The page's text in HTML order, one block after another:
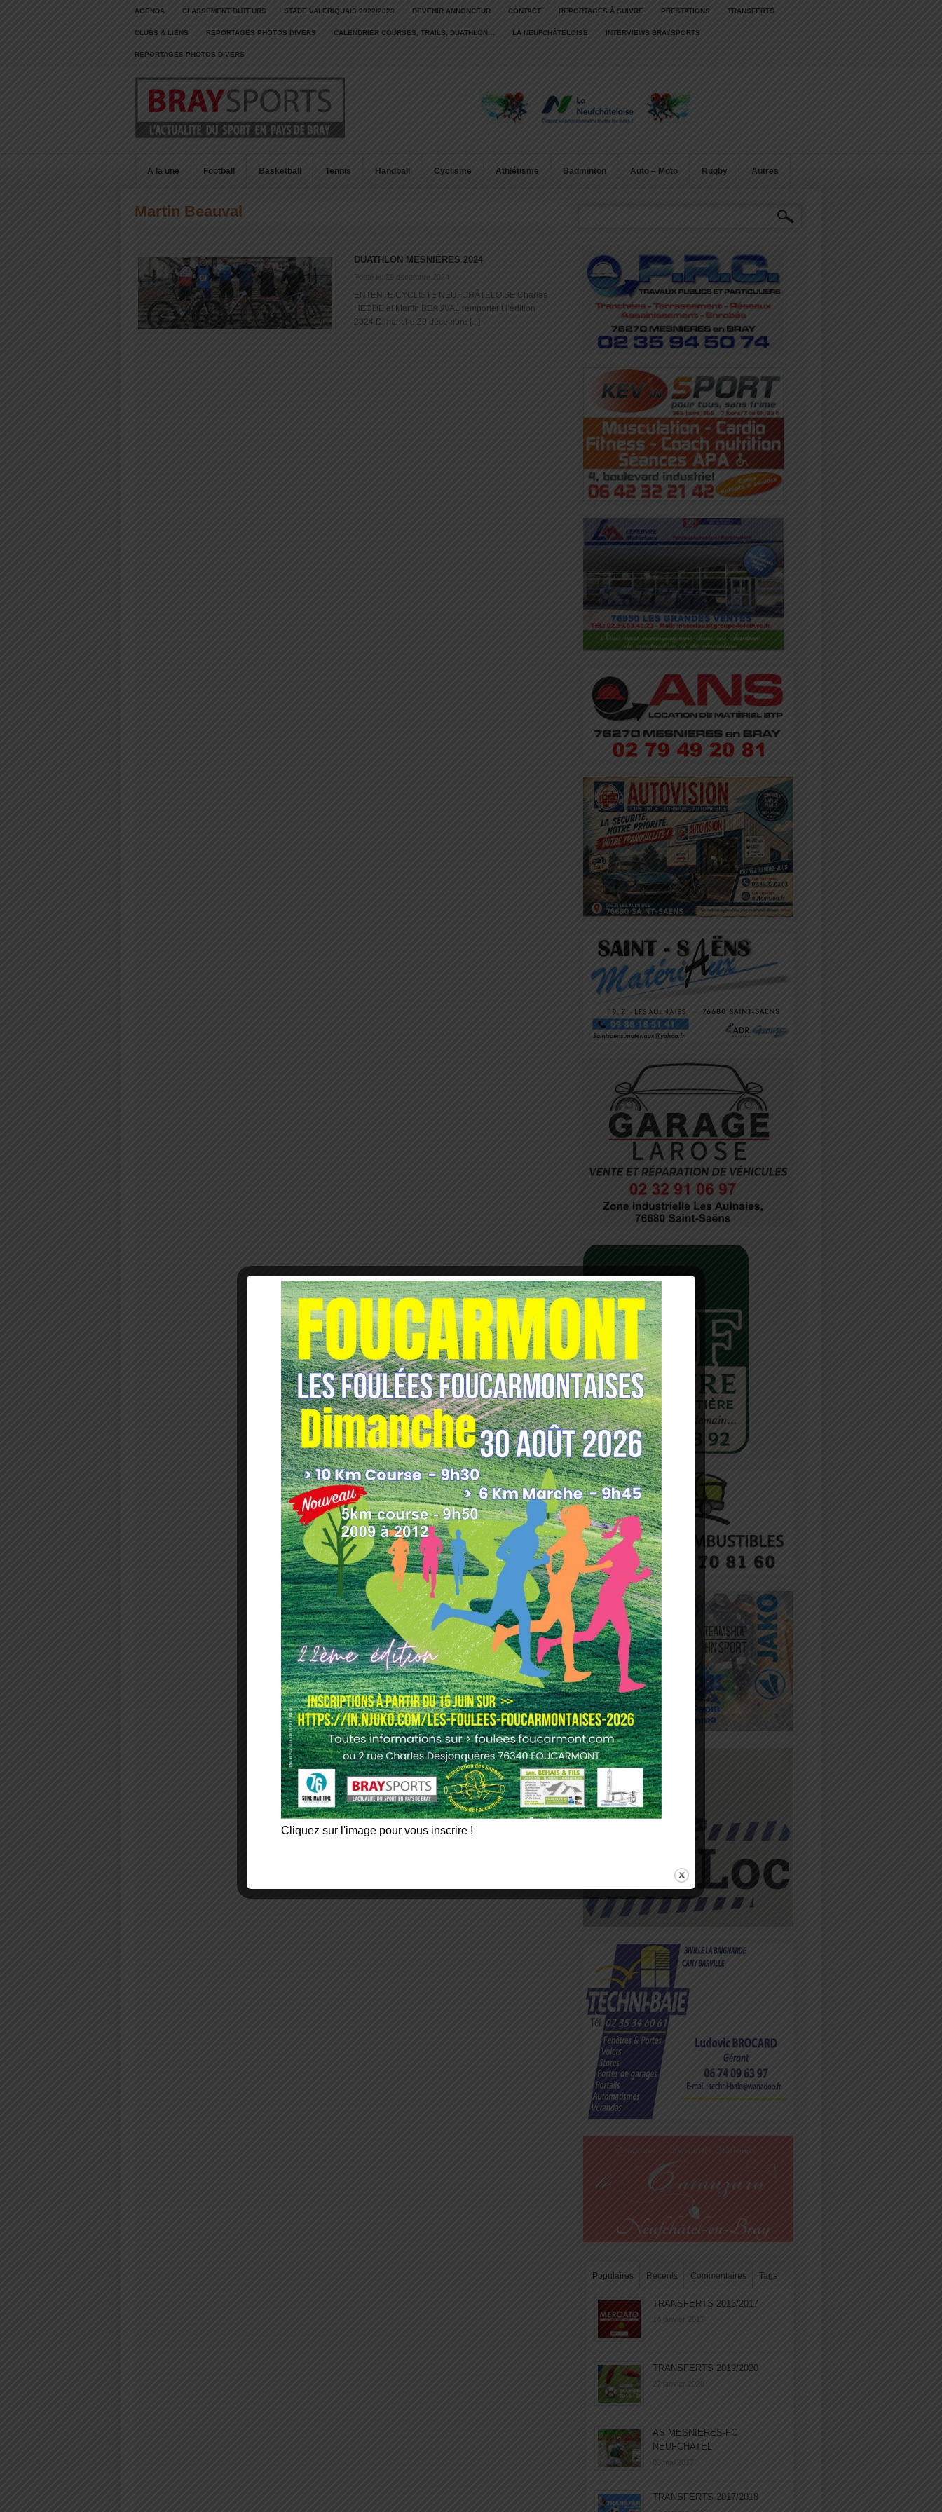
AGENDA CLASSEMENT BUTEURS STADE VALERIQUAIS 2022/2023 DEVENIR ANNONCEUR CONTACT REPORTAGES À SUIVRE PRESTATIONS TRANSFERTS
CLUBS & LIENS REPORTAGES PHOTOS DIVERS CALENDRIER COURSES, TRAILS, DUATHLON… LA NEUFCHÂTELOISE INTERVIEWS BRAYSPORTS
REPORTAGES PHOTOS DIVERS
A la une Football Basketball Tennis Handball Cyclisme Athlétisme Badminton Auto – Moto Rugby Autres
Martin Beauval
DUATHLON MESNIÈRES 2024
Posté le: 29 décembre 2024
ENTENTE CYCLISTE NEUFCHÂTELOISE Charles
HEDDE et Martin BEAUVAL remportent l’édition
2024 Dimanche 29 décembre [...]
Populaires Récents Commentaires Tags
TRANSFERTS 2016/2017
14 janvier 2017
TRANSFERTS 2019/2020
27 janvier 2020
AS MESNIERES-FC
NEUFCHATEL
05 mai 2017
TRANSFERTS 2017/2018
Cliquez sur l'image pour vous inscrire !